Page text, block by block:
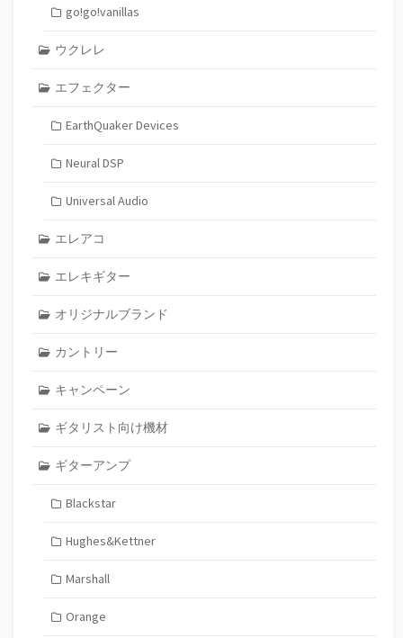
go!go!vanillas
ウクレレ
エフェクター
EarthQuaker Devices
Neural DSP
Universal Audio
エレアコ
エレキギター
オリジナルブランド
カントリー
キャンペーン
ギタリスト向け機材
ギターアンプ
Blackstar
Hughes&Kettner
Marshall
Orange